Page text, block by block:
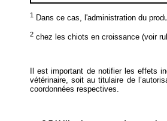
1 Dans ce cas, l'administration du
2 chez les chiots en croissance (voir
Il est important de notifier les effets
vétérinaire, soit au titulaire de
coordonnées respectives.